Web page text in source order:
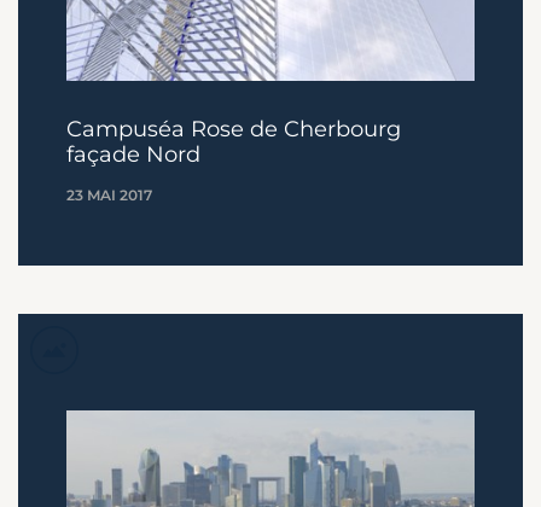
Campuséa Rose de Cherbourg
façade Nord
23 MAI 2017